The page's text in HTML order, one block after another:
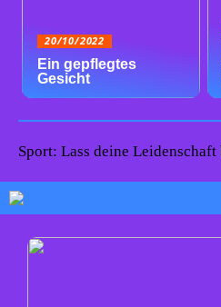
20/10/2022
Ein gepflegtes
Gesicht
Sport: Lass deine Leidenschaft